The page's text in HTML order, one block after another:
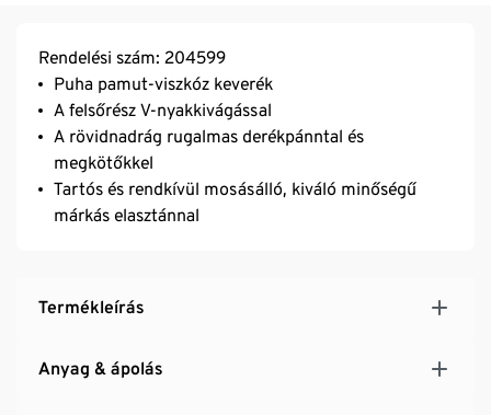
Rendelési szám: 204599
Puha pamut-viszkóz keverék
A felsőrész V-nyakkivágással
A rövidnadrág rugalmas derékpánntal és
megkötőkkel
Tartós és rendkívül mosásálló, kiváló minőségű
márkás elasztánnal
Termékleírás
Anyag & ápolás